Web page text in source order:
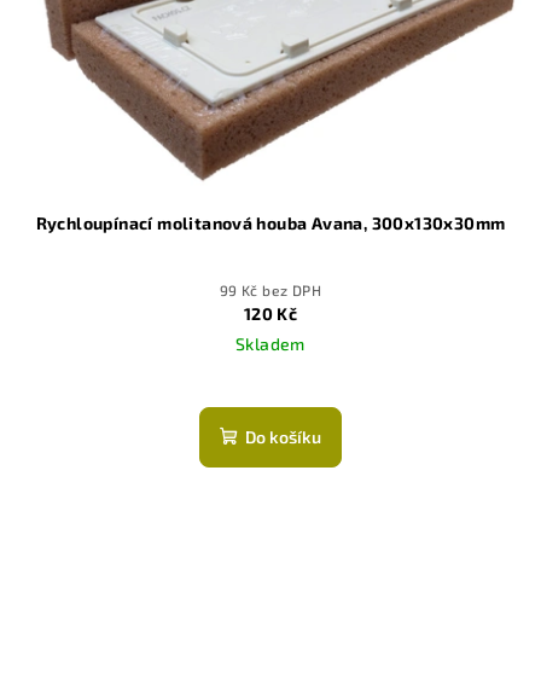
Rychloupínací molitanová houba Avana, 300x130x30mm
99 Kč bez DPH
120 Kč
Skladem
Do košíku